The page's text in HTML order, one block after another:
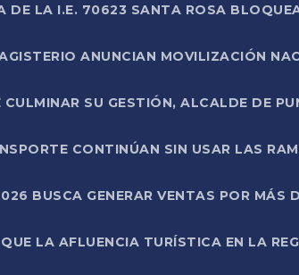
DE LA I.E. 70623 SANTA ROSA
ANUNCIAN MOVILIZACIÓN
CULMINAR SU GESTIÓN, ALCALDE DE
CONTINÚAN SIN USAR LAS
BUSCA GENERAR VENTAS POR MÁS
LA AFLUENCIA TURÍSTICA EN LA